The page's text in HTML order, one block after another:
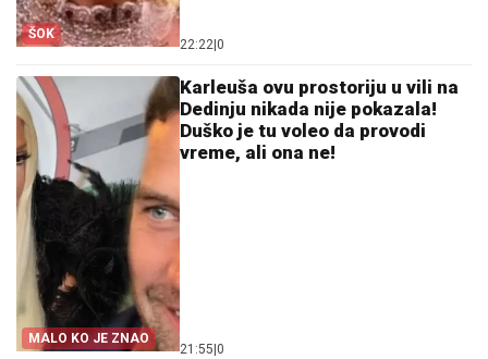
ŠOK
22:22 0
MALO KO JE ZNAO
Karleuša ovu prostoriju u vili na
Dedinju nikada nije pokazala!
Duško je tu voleo da provodi
vreme, ali ona ne!
21:55 0